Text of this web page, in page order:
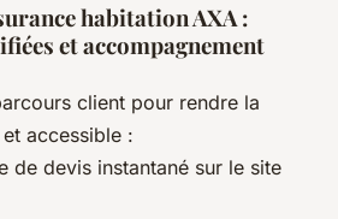
habitation AXA :
et accompagnement
client pour rendre la
accessible :
de devis instantané sur le site